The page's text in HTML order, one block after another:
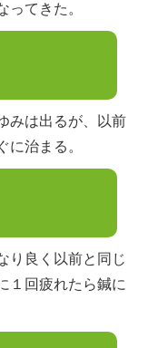
ってきた。
みは出るが、以前
に治まる。
り良く以前と同じ
１回疲れたら鍼に